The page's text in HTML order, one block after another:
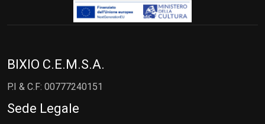
BIXIO C.E.M.S.A.
P.I & C.F: 00777240151
Sede Legale